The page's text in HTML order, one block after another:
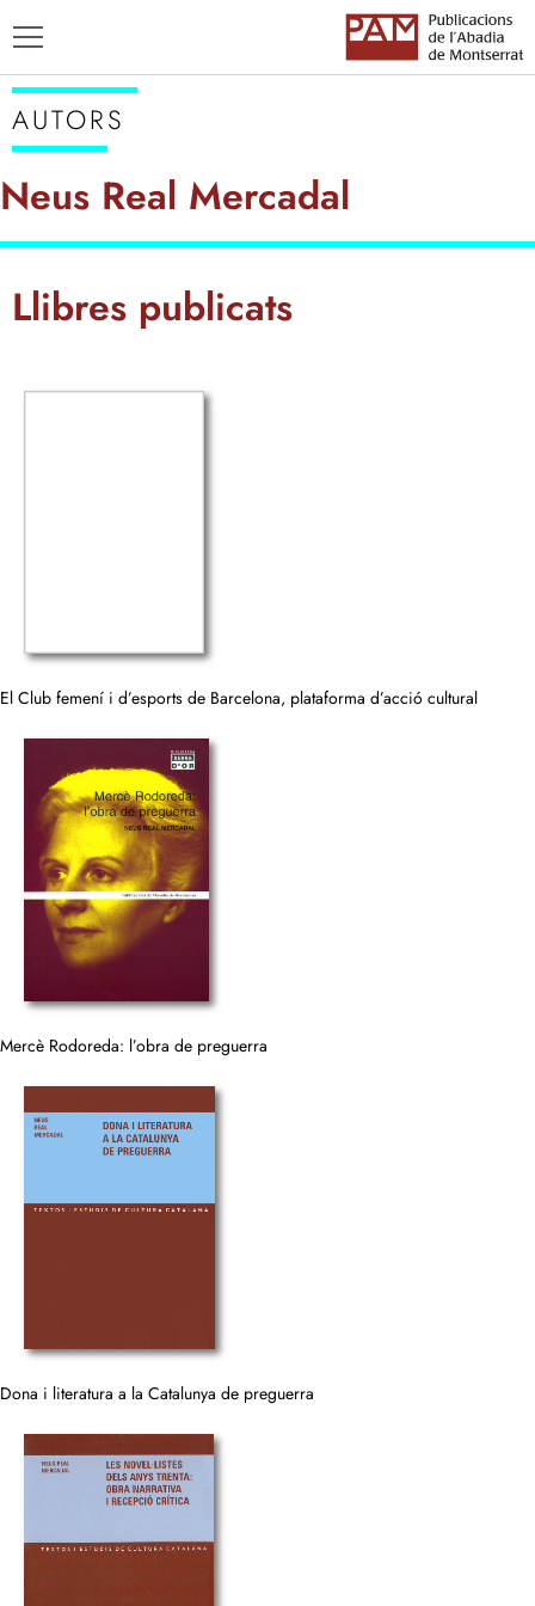
AUTORS
ENSENYAMENT CATALÀ
AUTORS
Neus Real Mercadal
Llibres publicats
El Club femení i d’esports de Barcelona, plataforma d’acció cultural
Mercè Rodoreda: l’obra de preguerra
Dona i literatura a la Catalunya de preguerra